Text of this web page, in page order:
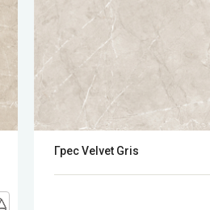
Грес Velvet Gris